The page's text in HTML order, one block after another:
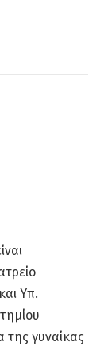
Υπ.
της γυναίκας